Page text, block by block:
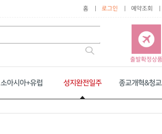
홈 로그인 예약조회
출발확정상품
소아시아+유럽 성지완전일주 종교개혁&청